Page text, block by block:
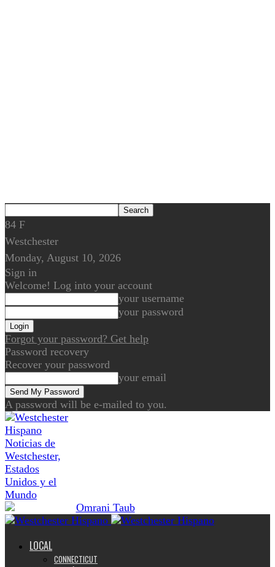
84 F
Westchester
Monday, August 10, 2026
Sign in
Welcome! Log into your account
your username
your password
Forgot your password? Get help
Password recovery
Recover your password
your email
A password will be e-mailed to you.
Noticias de
Westchester,
Estados
Unidos y el
Mundo
LOCAL
CONNECTICUT